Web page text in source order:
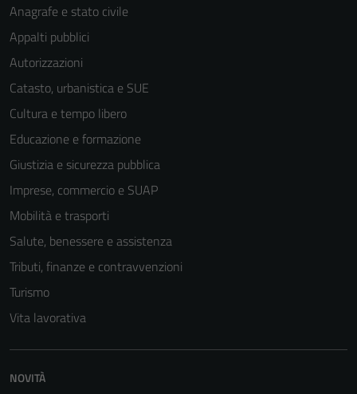
Anagrafe e stato civile
Appalti pubblici
Autorizzazioni
Catasto, urbanistica e SUE
Cultura e tempo libero
Educazione e formazione
Giustizia e sicurezza pubblica
Imprese, commercio e SUAP
Mobilità e trasporti
Salute, benessere e assistenza
Tributi, finanze e contravvenzioni
Turismo
Vita lavorativa
NOVITÀ